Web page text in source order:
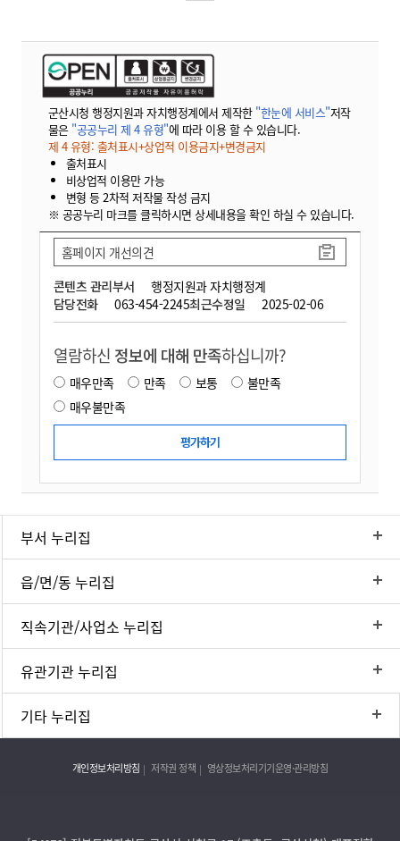
군산시청 행정지원과 자치행정계에서 제작한 "한눈에 서비스"저작
물은 "공공누리 제 4 유형"에 따라 이용 할 수 있습니다.
제 4 유형: 출처표시+상업적 이용금지+변경금지
출처표시
비상업적 이용만 가능
변형 등 2차적 저작물 작성 금지
※ 공공누리 마크를 클릭하시면 상세내용을 확인 하실 수 있습니다.
콘텐츠 관리부서
행정지원과 자치행정계
담당전화
063-454-2245최근수정일 2025-02-06
홈페이지 개선의견
열람하신 정보에 대해 만족하십니까?
매우만족 만족 보통
불만족
매우불만족
부서 누리집
읍/면/동 누리집
직속기관/사업소 누리집
유관기관 누리집
기타 누리집
개인정보처리방침 저작권 정책 영상정보처리기기운영·관리방침